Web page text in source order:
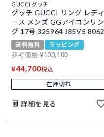
GUCCI グッチ
グッチ GUCCI リング レディ
ース メンズ GGアイコンリン
グ 17号 325964 J85V5 8062
送料無料
ラッピング
参考価格 ¥100,100
¥44,700税込
在庫切れ
詳細を見る